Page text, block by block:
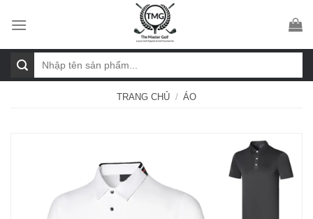
kiếm:
TRANG CHỦ / ÁO